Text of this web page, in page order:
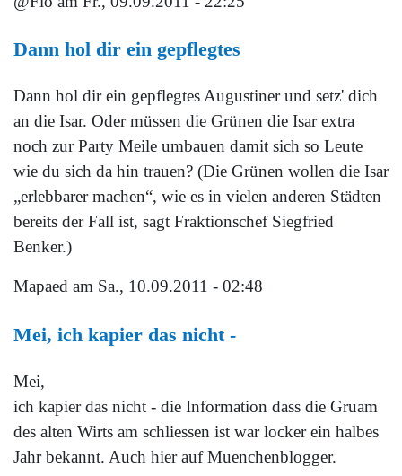
Dann hol dir ein gepflegtes
Dann hol dir ein gepflegtes Augustiner und setz' dich
an die Isar. Oder müssen die Grünen die Isar extra
noch zur Party Meile umbauen damit sich so Leute
wie du sich da hin trauen? (Die Grünen wollen die Isar
„erlebbarer machen“, wie es in vielen anderen Städten
bereits der Fall ist, sagt Fraktionschef Siegfried
Benker.)
Mapaed am Sa., 10.09.2011 - 02:48
Mei, ich kapier das nicht -
Mei,
ich kapier das nicht - die Information dass die Gruam
des alten Wirts am schliessen ist war locker ein halbes
Jahr bekannt. Auch hier auf Muenchenblogger.